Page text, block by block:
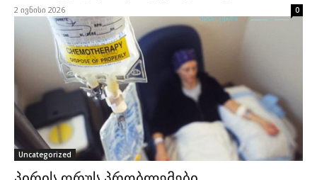
2 ივნისი 2026 0
Uncategorized